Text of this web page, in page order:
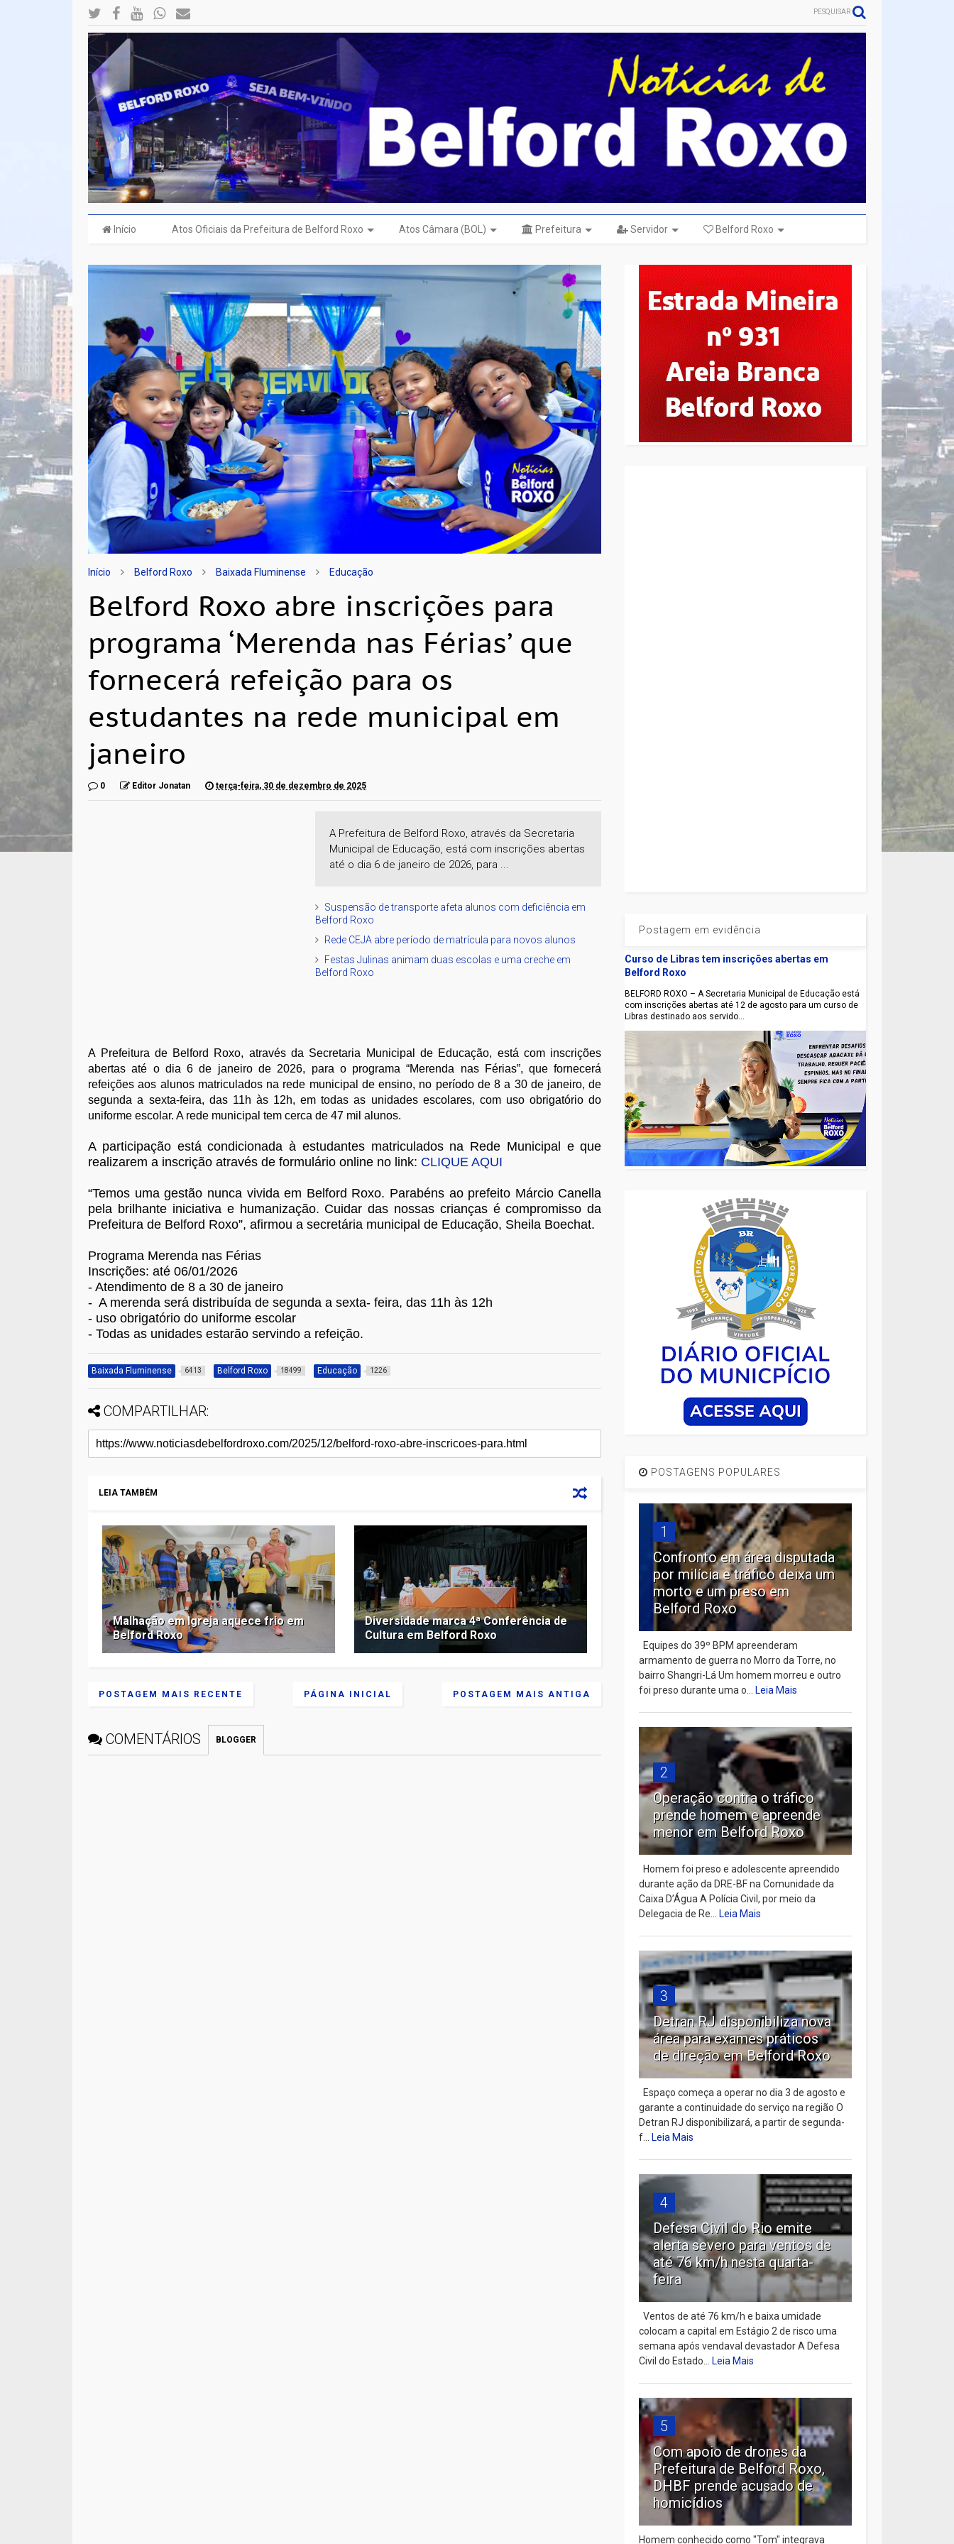
PESQUISAR
Início Atos Oficiais da Prefeitura de Belford Roxo Atos Câmara (BOL) Prefeitura Servidor Belford Roxo
Início Belford Roxo Baixada Fluminense Educação
Belford Roxo abre inscrições para
programa ‘Merenda nas Férias’ que
fornecerá refeição para os
estudantes na rede municipal em
janeiro
0 Editor Jonatan terça-feira, 30 de dezembro de 2025
A Prefeitura de Belford Roxo, através da Secretaria
Municipal de Educação, está com inscrições abertas
até o dia 6 de janeiro de 2026, para ...
Suspensão de transporte afeta alunos com deficiência em
Belford Roxo
Rede CEJA abre período de matrícula para novos alunos
Festas Julinas animam duas escolas e uma creche em
Belford Roxo
A Prefeitura de Belford Roxo, através da Secretaria Municipal de Educação, está com inscrições
abertas até o dia 6 de janeiro de 2026, para o programa “Merenda nas Férias”, que fornecerá
refeições aos alunos matriculados na rede municipal de ensino, no período de 8 a 30 de janeiro, de
segunda a sexta-feira, das 11h às 12h, em todas as unidades escolares, com uso obrigatório do
uniforme escolar. A rede municipal tem cerca de 47 mil alunos.
A participação está condicionada à estudantes matriculados na Rede Municipal e que
realizarem a inscrição através de formulário online no link: CLIQUE AQUI
“Temos uma gestão nunca vivida em Belford Roxo. Parabéns ao prefeito Márcio Canella
pela brilhante iniciativa e humanização. Cuidar das nossas crianças é compromisso da
Prefeitura de Belford Roxo”, afirmou a secretária municipal de Educação, Sheila Boechat.
Programa Merenda nas Férias
Inscrições: até 06/01/2026
- Atendimento de 8 a 30 de janeiro
- ⁠ A merenda será distribuída de segunda a sexta- feira, das 11h às 12h
- ⁠uso obrigatório do uniforme escolar
- ⁠Todas as unidades estarão servindo a refeição.
Baixada Fluminense 6413 Belford Roxo 18499 Educação 1226
COMPARTILHAR:
LEIA TAMBÉM
Malhação em Igreja aquece frio em
Belford Roxo
Diversidade marca 4ª Conferência de
Cultura em Belford Roxo
POSTAGEM MAIS RECENTE POSTAGEM MAIS ANTIGA
PÁGINA INICIAL
COMENTÁRIOS BLOGGER
Postagem em evidência
Curso de Libras tem inscrições abertas em
Belford Roxo
BELFORD ROXO – A Secretaria Municipal de Educação está
com inscrições abertas até 12 de agosto para um curso de
Libras destinado aos servido...
POSTAGENS POPULARES
1
Confronto em área disputada
por milícia e tráfico deixa um
morto e um preso em
Belford Roxo
Equipes do 39º BPM apreenderam
armamento de guerra no Morro da Torre, no
bairro Shangri-Lá Um homem morreu e outro
foi preso durante uma o...Leia Mais
2
Operação contra o tráfico
prende homem e apreende
menor em Belford Roxo
Homem foi preso e adolescente apreendido
durante ação da DRE-BF na Comunidade da
Caixa D’Água A Polícia Civil, por meio da
Delegacia de Re...Leia Mais
3
Detran RJ disponibiliza nova
área para exames práticos
de direção em Belford Roxo
Espaço começa a operar no dia 3 de agosto e
garante a continuidade do serviço na região O
Detran RJ disponibilizará, a partir de segunda-
f...Leia Mais
4
Defesa Civil do Rio emite
alerta severo para ventos de
até 76 km/h nesta quarta-
feira
Ventos de até 76 km/h e baixa umidade
colocam a capital em Estágio 2 de risco uma
semana após vendaval devastador A Defesa
Civil do Estado...Leia Mais
5
Com apoio de drones da
Prefeitura de Belford Roxo,
DHBF prende acusado de
homicídios
Homem conhecido como "Tom" integrava